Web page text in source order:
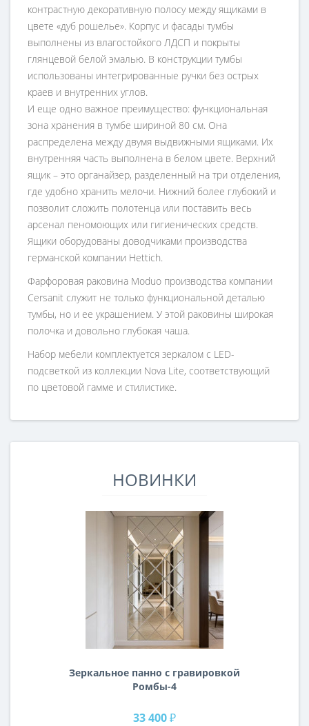
контрастную декоративную полосу между ящиками в
цвете «дуб рошелье». Корпус и фасады тумбы
выполнены из влагостойкого ЛДСП и покрыты
глянцевой белой эмалью. В конструкции тумбы
использованы интегрированные ручки без острых
краев и внутренних углов.
И еще одно важное преимущество: функциональная
зона хранения в тумбе шириной 80 см. Она
распределена между двумя выдвижными ящиками. Их
внутренняя часть выполнена в белом цвете. Верхний
ящик – это органайзер, разделенный на три отделения,
где удобно хранить мелочи. Нижний более глубокий и
позволит сложить полотенца или поставить весь
арсенал пеномоющих или гигиенических средств.
Ящики оборудованы доводчиками производства
германской компании Hettich.
Фарфоровая раковина Moduo производства компании
Cersanit служит не только функциональной деталью
тумбы, но и ее украшением. У этой раковины широкая
полочка и довольно глубокая чаша.
Набор мебели комплектуется зеркалом с LED-
подсветкой из коллекции Nova Lite, соответствующий
по цветовой гамме и стилистике.
НОВИНКИ
Зеркальное панно с гравировкой
Ромбы-4
33 400 ₽